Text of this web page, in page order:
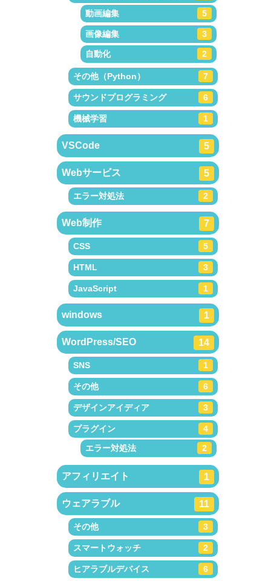
動画編集
5
画像編集 3
自動化 2
その他（Python） 7
サウンドプログラミング 6
機械学習 1
VSCode 5
Webサービス 5
エラー対処法 2
Web制作 7
CSS 5
HTML 3
JavaScript 1
windows 1
WordPress/SEO 14
SNS 1
その他 6
デザインアイディア 3
プラグイン
4
エラー対処法
2
アフィリエイト 1
ウェアラブル 11
その他 3
スマートウォッチ 2
ヒアラブルデバイス 6